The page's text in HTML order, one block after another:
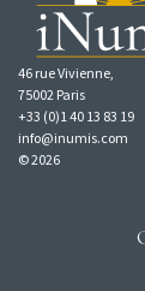
46 rue Vivienne,
75002 Paris
+33 (0)1 40 13 83 19
info@inumis.com
© 2026